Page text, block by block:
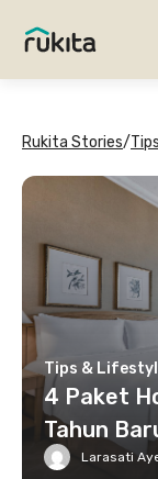
Rukita Stories/
Tips &
4 Paket
Tahun
Larasati